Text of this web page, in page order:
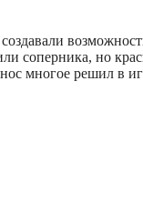
соперника, но
многое решил в